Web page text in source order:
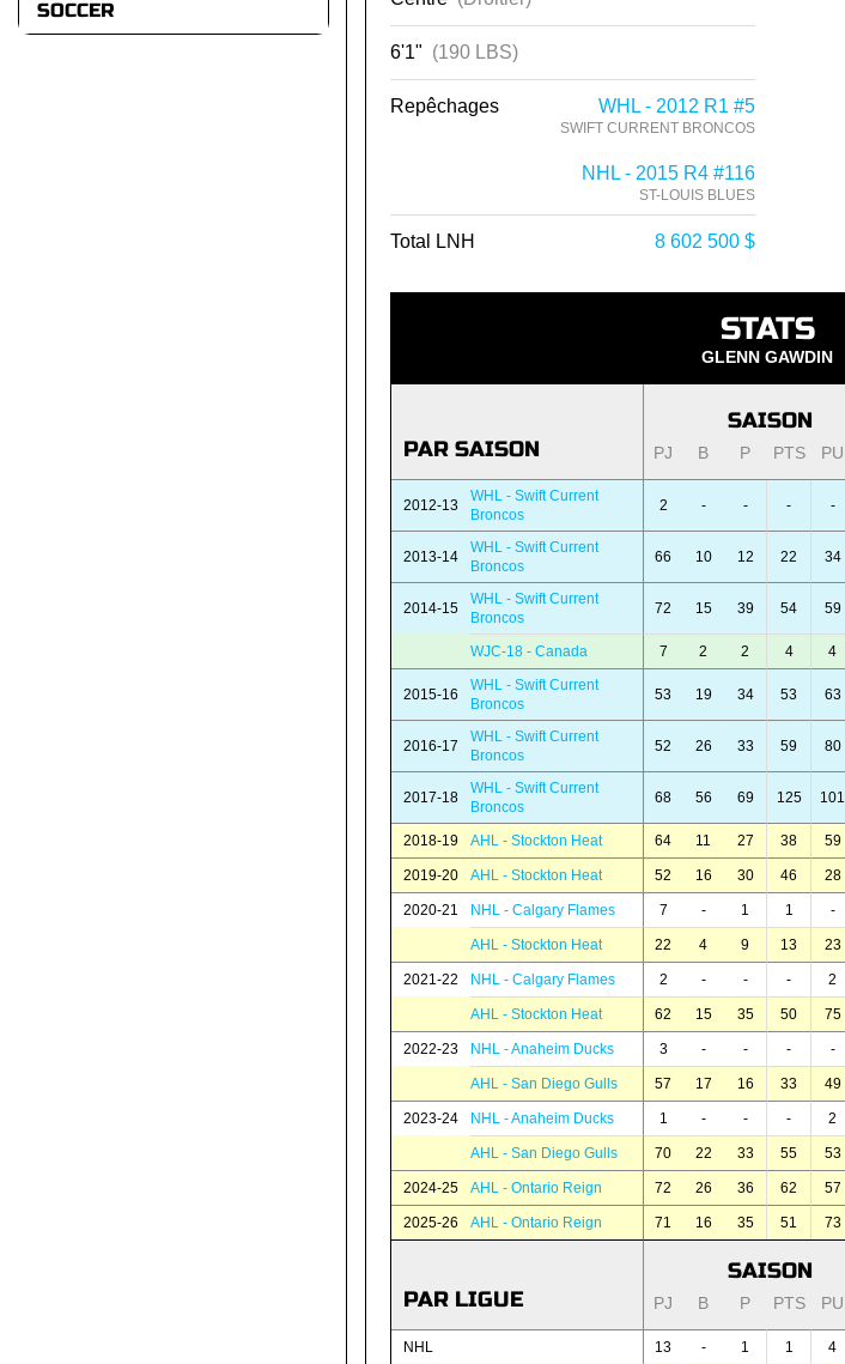
SOCCER
6'1" (190 LBS)
Repêchages WHL - 2012 R1 #5
SWIFT CURRENT BRONCOS
NHL - 2015 R4 #116
ST-LOUIS BLUES
Total LNH 8 602 500 $
STATS
GLENN GAWDIN
PAR SAISON
SAISON
PJ B P PTS PU
2012-13
WHL - Swift Current
Broncos
2 - - - -
2013-14
WHL - Swift Current
Broncos
66 10 12 22 34
2014-15
WHL - Swift Current
Broncos
72 15 39 54 59
WJC-18 - Canada 7 2 2 4 4
2015-16
WHL - Swift Current
Broncos
53 19 34 53 63
2016-17
WHL - Swift Current
Broncos
52 26 33 59 80
2017-18
WHL - Swift Current
Broncos
68 56 69 125 101
2018-19 AHL - Stockton Heat 64 11 27 38 59
2019-20 AHL - Stockton Heat 52 16 30 46 28
2020-21 NHL - Calgary Flames 7 - 1 1 -
AHL - Stockton Heat 22 4 9 13 23
2021-22 NHL - Calgary Flames 2 - - - 2
AHL - Stockton Heat 62 15 35 50 75
2022-23 NHL - Anaheim Ducks 3 - - - -
AHL - San Diego Gulls 57 17 16 33 49
2023-24 NHL - Anaheim Ducks 1 - - - 2
AHL - San Diego Gulls 70 22 33 55 53
2024-25 AHL - Ontario Reign 72 26 36 62 57
2025-26 AHL - Ontario Reign 71 16 35 51 73
PAR LIGUE
SAISON
PJ B P PTS PU
NHL 13 - 1 1 4